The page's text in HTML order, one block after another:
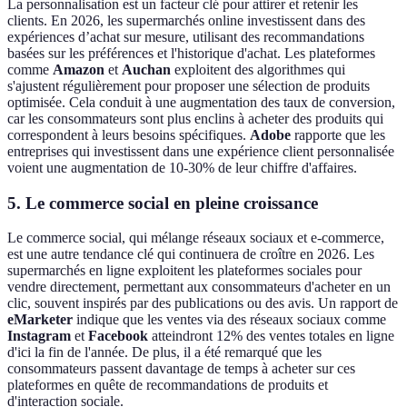
La personnalisation est un facteur clé pour attirer et retenir les
clients. En 2026, les supermarchés online investissent dans des
expériences d’achat sur mesure, utilisant des recommandations
basées sur les préférences et l'historique d'achat. Les plateformes
comme Amazon et Auchan exploitent des algorithmes qui
s'ajustent régulièrement pour proposer une sélection de produits
optimisée. Cela conduit à une augmentation des taux de conversion,
car les consommateurs sont plus enclins à acheter des produits qui
correspondent à leurs besoins spécifiques. Adobe rapporte que les
entreprises qui investissent dans une expérience client personnalisée
voient une augmentation de 10-30% de leur chiffre d'affaires.
5. Le commerce social en pleine croissance
Le commerce social, qui mélange réseaux sociaux et e-commerce,
est une autre tendance clé qui continuera de croître en 2026. Les
supermarchés en ligne exploitent les plateformes sociales pour
vendre directement, permettant aux consommateurs d'acheter en un
clic, souvent inspirés par des publications ou des avis. Un rapport de
eMarketer indique que les ventes via des réseaux sociaux comme
Instagram et Facebook atteindront 12% des ventes totales en ligne
d'ici la fin de l'année. De plus, il a été remarqué que les
consommateurs passent davantage de temps à acheter sur ces
plateformes en quête de recommandations de produits et
d'interaction sociale.